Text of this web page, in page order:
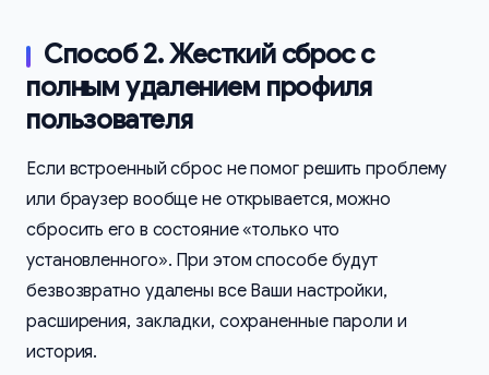
Способ 2. Жесткий сброс с
полным удалением профиля
пользователя
Если встроенный сброс не помог решить проблему
или браузер вообще не открывается, можно
сбросить его в состояние «только что
установленного». При этом способе будут
безвозвратно удалены все Ваши настройки,
расширения, закладки, сохраненные пароли и
история.